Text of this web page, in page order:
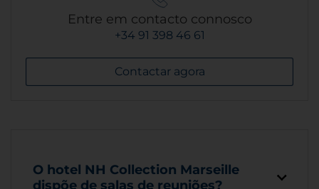
Entre em contacto connosco
+34 91 398 46 61
Contactar agora
O hotel NH Collection Marseille
dispõe de salas de reuniões?